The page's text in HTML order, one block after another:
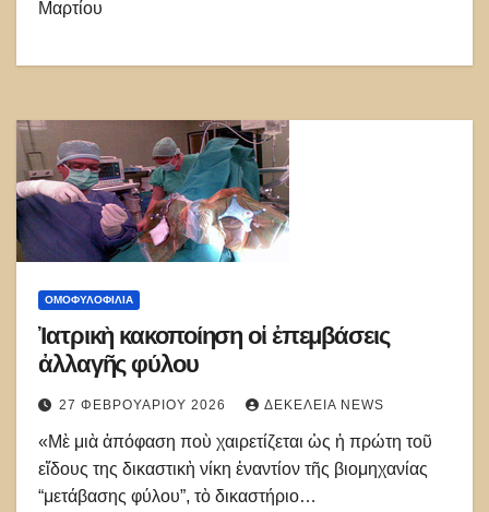
Μαρτίου
ΟΜΟΦΥΛΟΦΙΛΊΑ
Ἰατρικὴ κακοποίηση οἱ ἐπεμβάσεις
ἀλλαγῆς φύλου
27 ΦΕΒΡΟΥΑΡΊΟΥ 2026 ΔΕΚΈΛΕΙΑ NEWS
«Μὲ μιὰ ἀπόφαση ποὺ χαιρετίζεται ὡς ἡ πρώτη τοῦ
εἴδους της δικαστικὴ νίκη ἐναντίον τῆς βιομηχανίας
“μετάβασης φύλου”, τὸ δικαστήριο…